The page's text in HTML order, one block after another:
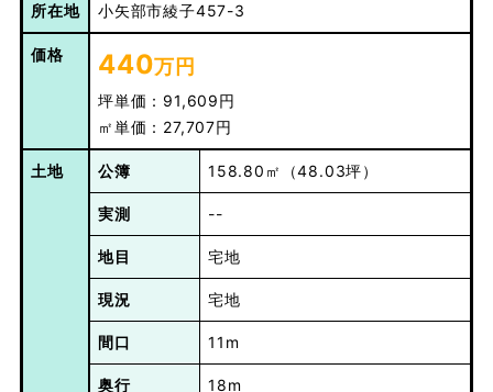
所在地 小矢部市綾子457-3
価格 440万円
坪単価：91,609円
㎡単価：27,707円
土地 公簿 158.80㎡（48.03坪）
実測 --
地目 宅地
現況 宅地
間口 11m
奥行 18m